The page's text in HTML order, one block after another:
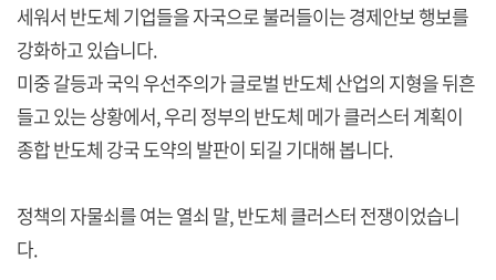
세워서 반도체 기업들을 자국으로 불러들이는 경제안보 행보를
강화하고 있습니다.
미중 갈등과 국익 우선주의가 글로벌 반도체 산업의 지형을 뒤흔
들고 있는 상황에서, 우리 정부의 반도체 메가 클러스터 계획이
종합 반도체 강국 도약의 발판이 되길 기대해 봅니다.
정책의 자물쇠를 여는 열쇠 말, 반도체 클러스터 전쟁이었습니
다.